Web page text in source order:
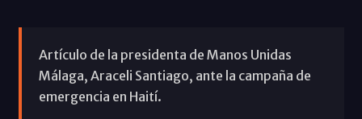
Artículo de la presidenta de Manos Unidas
Málaga, Araceli Santiago, ante la campaña de
emergencia en Haití.